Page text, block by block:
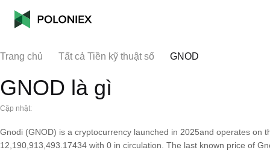
Trang chủ Tất cả Tiền kỹ thuật số GNOD
GNOD là gì
Cập nhật:
Gnodi (GNOD) is a cryptocurrency launched in 2025and operates on
12,190,913,493.17434 with 0 in circulation. The last known price of